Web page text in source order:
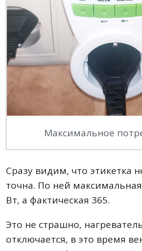
Максимальное
Сразу видим, что этикетка
точна. По ней
Вт, а фактическая 365.
Это не страшно,
отключается, в это время